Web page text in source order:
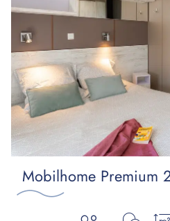
Mobilhome Premium